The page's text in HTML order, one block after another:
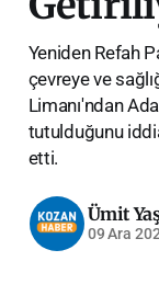
Yeniden Refah
çevreye ve
Limanı'ndan
tutulduğunu
etti.
Ümit
09 Ara